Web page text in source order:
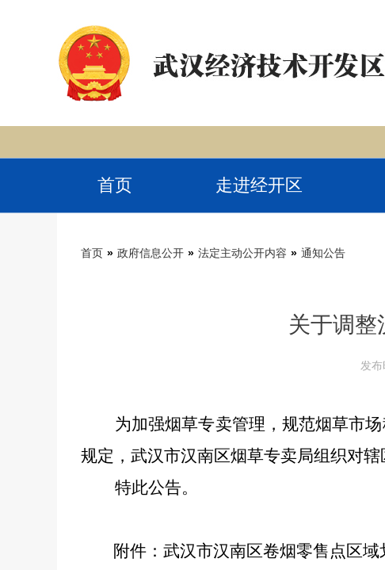
首页 走进经开区
首页 » 政府信息公开 » 法定主动公开内容 » 通知公告
关于调整
发
为加强烟草专卖管理，规范烟草市
规定， 武汉市汉南区烟草专卖局组织对
特此公告。
附件：武汉市汉南区卷烟零售点区